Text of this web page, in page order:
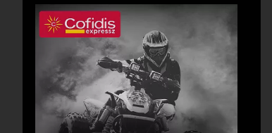
SZÜRKE) 2025
Raktáron
Cikkszám: JM57437
39 820 Ft
MÉRET VÁLASZTÁSA